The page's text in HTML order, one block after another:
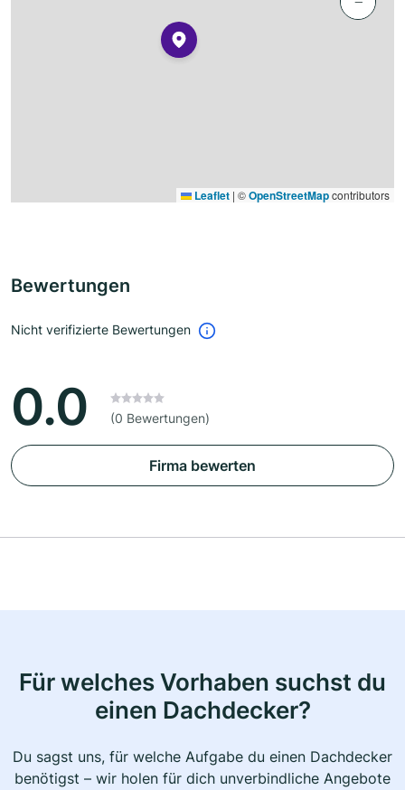
Leaflet | ©OpenStreetMapcontributors
Bewertungen
Nicht verifizierte Bewertungen
0.0 (0 Bewertungen)
Firma bewerten
Für welches Vorhaben suchst du
einen Dachdecker?
Du sagst uns, für welche Aufgabe du einen Dachdecker
benötigst – wir holen für dich unverbindliche Angebote